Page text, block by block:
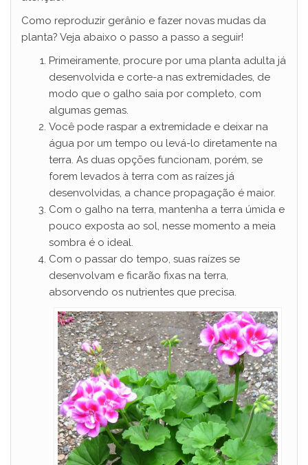
Como reproduzir gerânio e fazer novas mudas da
planta? Veja abaixo o passo a passo a seguir!
Primeiramente, procure por uma planta adulta já
desenvolvida e corte-a nas extremidades, de
modo que o galho saia por completo, com
algumas gemas.
Você pode raspar a extremidade e deixar na
água por um tempo ou levá-lo diretamente na
terra. As duas opções funcionam, porém, se
forem levados à terra com as raízes já
desenvolvidas, a chance propagação é maior.
Com o galho na terra, mantenha a terra úmida e
pouco exposta ao sol, nesse momento a meia
sombra é o ideal.
Com o passar do tempo, suas raízes se
desenvolvam e ficarão fixas na terra,
absorvendo os nutrientes que precisa.